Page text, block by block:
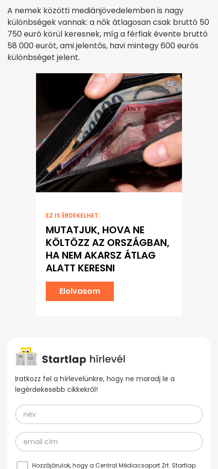
A nemek közötti mediánjövedelemben is nagy
különbségek vannak: a nők átlagosan csak bruttó 50
750 euró körül keresnek, míg a férfiak évente bruttó
58 000 eurót, ami jelentős, havi mintegy 600 eurós
különbséget jelent.
EZ IS ÉRDEKELHET:
MUTATJUK, HOVA NE
KÖLTÖZZ AZ ORSZÁGBAN,
HA NEM AKARSZ ÁTLAG
ALATT KERESNI
Elolvasom
Iratkozz fel a hírlevelünkre, hogy ne maradj le a
legérdekesebb cikkekről!
Hozzájárulok, hogy a Central Médiacsoport Zrt. Startlap